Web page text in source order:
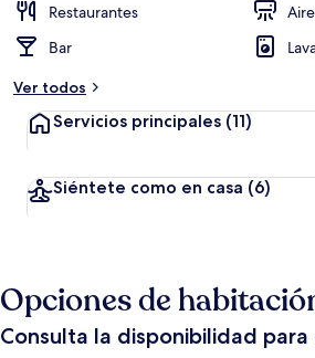
Restaurantes
Bar
Ver todos
Servicios principales (11)
Siéntete como en casa (6)
Opciones de
Consulta la disponibilidad para